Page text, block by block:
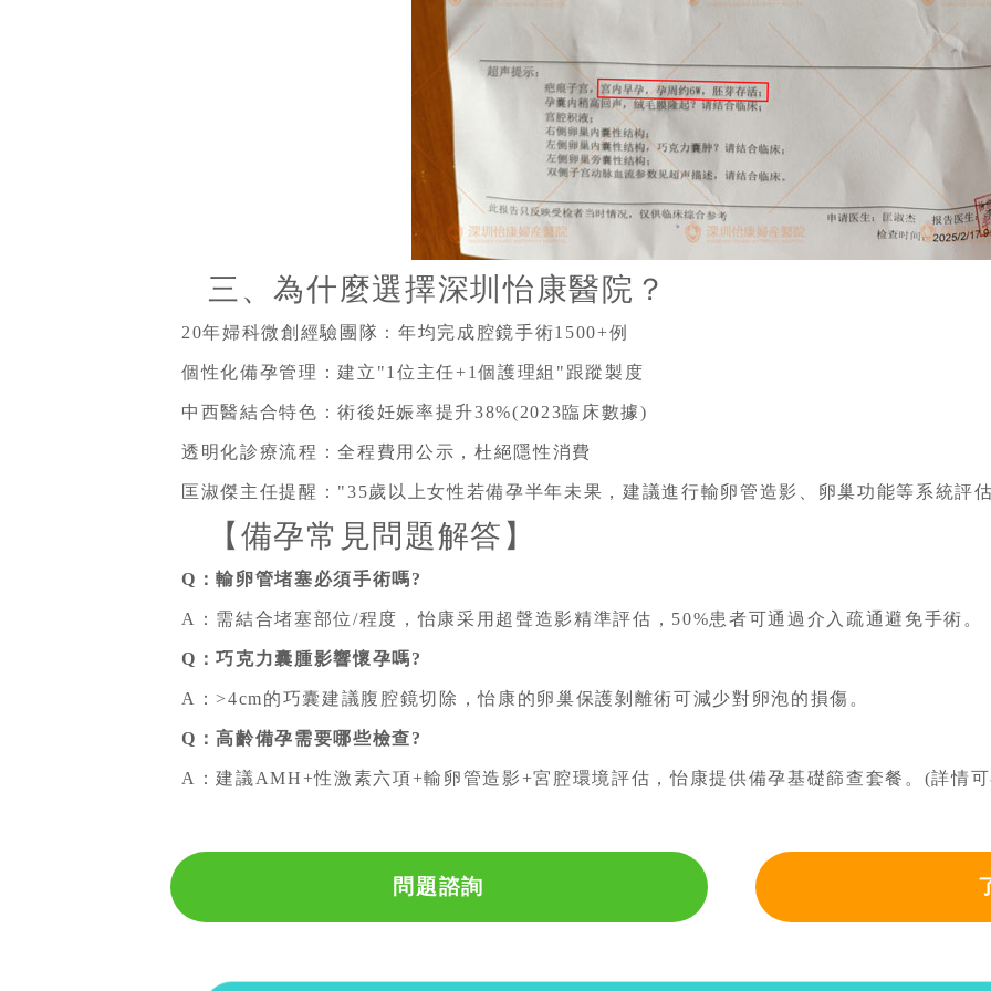
三、為什麼選擇深圳怡康醫院？
20年婦科微創經驗團隊：年均完成腔鏡手術1500+例
個性化備孕管理：建立"1位主任+1個護理組"跟蹤製度
中西醫結合特色：術後妊娠率提升38%(2023臨床數據)
透明化診療流程：全程費用公示，杜絕隱性消費
匡淑傑主任提醒："35歲以上女性若備孕半年未果，建議進行輸卵管造影、卵巢功能等系統評
【備孕常見問題解答】
Q：輸卵管堵塞必須手術嗎?
A：需結合堵塞部位/程度，怡康采用超聲造影精準評估，50%患者可通過介入疏通避免手術。
Q：巧克力囊腫影響懷孕嗎?
A：>4cm的巧囊建議腹腔鏡切除，怡康的卵巢保護剝離術可減少對卵泡的損傷。
Q：高齡備孕需要哪些檢查?
A：建議AMH+性激素六項+輸卵管造影+宮腔環境評估，怡康提供備孕基礎篩查套餐。(詳情
問題諮詢